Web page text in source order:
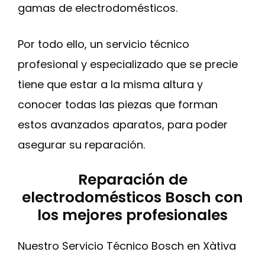
gamas de electrodomésticos.
Por todo ello, un servicio técnico
profesional y especializado que se precie
tiene que estar a la misma altura y
conocer todas las piezas que forman
estos avanzados aparatos, para poder
asegurar su reparación.
Reparación de
electrodomésticos Bosch con
los mejores profesionales
Nuestro Servicio Técnico Bosch en Xàtiva